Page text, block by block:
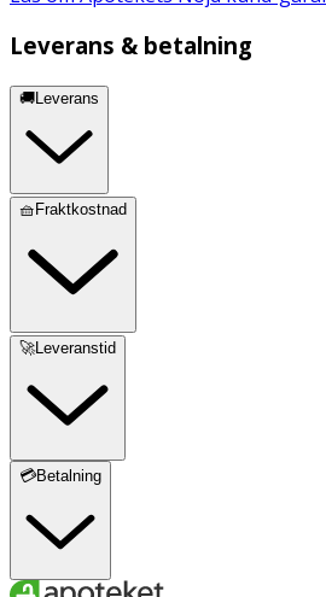
Leverans & betalning
🚚Leverans
🧺Fraktkostnad
🚀Leveranstid
💳Betalning